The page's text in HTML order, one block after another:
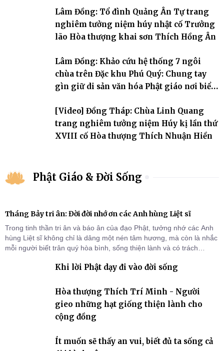
Lâm Đồng: Tổ đình Quảng Ân Tự trang
nghiêm tưởng niệm húy nhật cố Trưởng
lão Hòa thượng khai sơn Thích Hồng Ân
Lâm Đồng: Khảo cứu hệ thống 7 ngôi
chùa trên Đặc khu Phú Quý: Chung tay
gìn giữ di sản văn hóa Phật giáo nơi biển
[Video] Đồng Tháp: Chùa Linh Quang
trang nghiêm tưởng niệm Húy kị lần thứ
XVIII cố Hòa thượng Thích Nhuận Hiền
Phật Giáo & Đời Sống
Tháng Bảy tri ân: Đời đời nhớ ơn các Anh hùng Liệt sĩ
Trong tinh thần tri ân và báo ân của đạo Phật, tưởng nhớ các Anh
hùng Liệt sĩ không chỉ là dâng một nén tâm hương, mà còn là nhắc
mỗi người biết trân quý hòa bình, sống thiện lành và có trách
Khi lời Phật dạy đi vào đời sống
Hòa thượng Thích Trí Minh - Người
gieo những hạt giống thiện lành cho
cộng đồng
Ít muốn sẽ thấy an vui, biết đủ ta sống cả